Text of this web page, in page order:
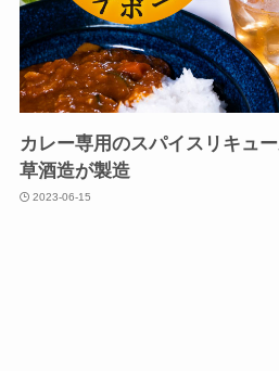
カレー専用のスパイスリキュ
草酒造が製造
2023-06-15